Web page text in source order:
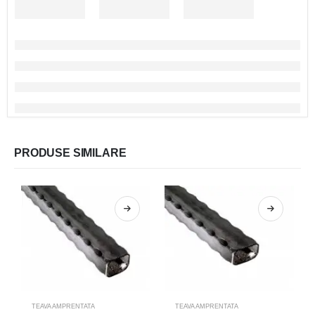
PRODUSE SIMILARE
TEAVA AMPRENTATA TEAVA AMPRENTATA